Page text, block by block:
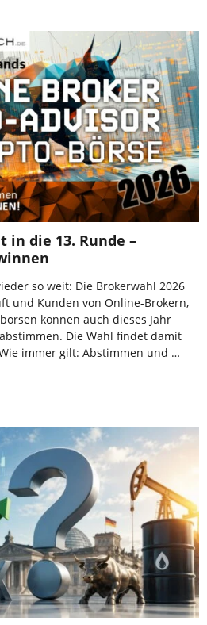
in die 13. Runde –
so weit: Die Brokerwahl 2026
und Kunden von Online-Brokern,
können auch dieses Jahr
Die Wahl findet damit
immer gilt: Abstimmen und …